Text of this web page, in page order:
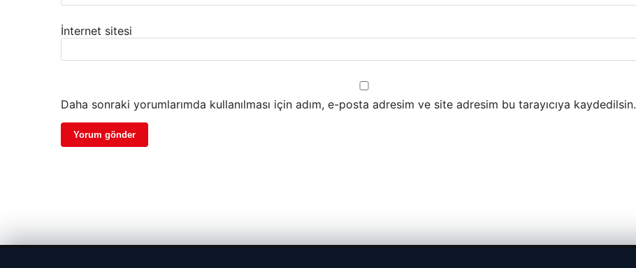
İnternet sitesi
Daha sonraki yorumlarımda kullanılması için adım, e-posta adresim ve site adresim bu tarayıcıya kaydedilsin.